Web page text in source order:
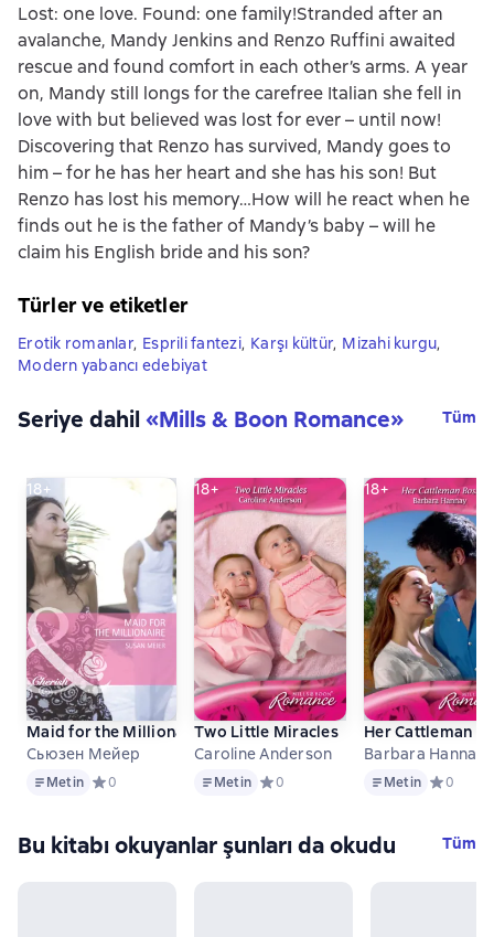
Lost: one love. Found: one family!Stranded after an
avalanche, Mandy Jenkins and Renzo Ruffini awaited
rescue and found comfort in each other’s arms. A year
on, Mandy still longs for the carefree Italian she fell in
love with but believed was lost for ever – until now!
Discovering that Renzo has survived, Mandy goes to
him – for he has her heart and she has his son! But
Renzo has lost his memory…How will he react when he
finds out he is the father of Mandy’s baby – will he
claim his English bride and his son?
Türler ve etiketler
Erotik romanlar, Esprili fantezi, Karşı kültür, Mizahi kurgu,
Modern yabancı edebiyat
Seriye dahil«Mills & Boon Romance» Tüm
18+
Maid for the Millionaire
Сьюзен Мейер
MetinMetin Средний рейтинг 0 на основе 0 оценок
0
18+
Two Little Miracles
Caroline Anderson
MetinMetin Средний рейтинг 0 на основе 0
0
18+
Her Cattleman
Barbara Hannay
MetinMetin Средний
0
Bu kitabı okuyanlar şunları da okudu Tüm